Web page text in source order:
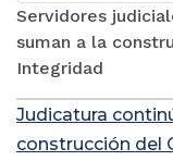
Servidores
suman a la
Integridad
Judicatura
construcción del